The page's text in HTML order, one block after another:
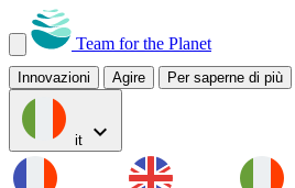
Team for the Planet
Innovazioni Agire Per saperne di più
it expand_more